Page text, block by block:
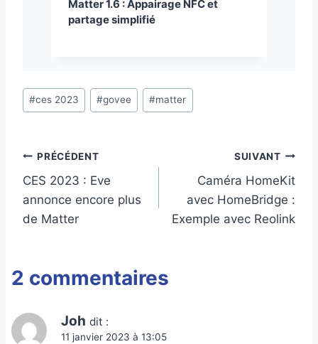
Matter 1.6 : Appairage NFC et
partage simplifié
Étiquettes
de
publication :
#ces 2023 #govee #matter
Navigation
de
l’article
PRÉCÉDENT
CES 2023 : Eve
annonce encore plus
de Matter
SUIVANT
Caméra HomeKit
avec HomeBridge :
Exemple avec Reolink
2 commentaires
Joh dit :
11 janvier 2023 à 13:05